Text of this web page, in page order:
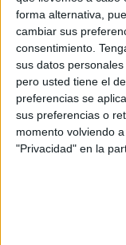
forma alternativa,
cambiar sus
consentimiento.
sus datos
pero usted tiene el
preferencias se
sus preferencias o
momento volviendo
"Privacidad" en la
Marruecos llega
deberes ya hechos.
El seleccionador,
ya no sirve mirar
fracasado". "Al
0,01 % de
darán más. Vamos